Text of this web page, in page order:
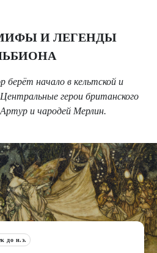
И ЛЕГЕНДЫ
берёт начало в кельтской и
герои британского
и чародей Мерлин.
до н.э.